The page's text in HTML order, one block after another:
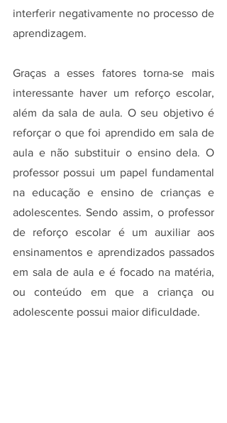
interferir negativamente no processo de
aprendizagem.
Graças a esses fatores torna-se mais
interessante haver um reforço escolar,
além da sala de aula. O seu objetivo é
reforçar o que foi aprendido em sala de
aula e não substituir o ensino dela. O
professor possui um papel fundamental
na educação e ensino de crianças e
adolescentes. Sendo assim, o professor
de reforço escolar é um auxiliar aos
ensinamentos e aprendizados passados
em sala de aula e é focado na matéria,
ou conteúdo em que a criança ou
adolescente possui maior dificuldade.